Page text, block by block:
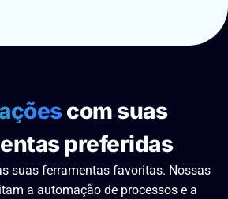
com suas
preferidas
suas ferramentas favoritas. Nossas
a automação de processos e a